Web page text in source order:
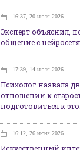
16:37, 20 июля 2026
Эксперт объяснил,
общение с
17:39, 14 июля 2026
Психолог назвала
отношении к
подготовиться к
16:12, 26 июня 2026